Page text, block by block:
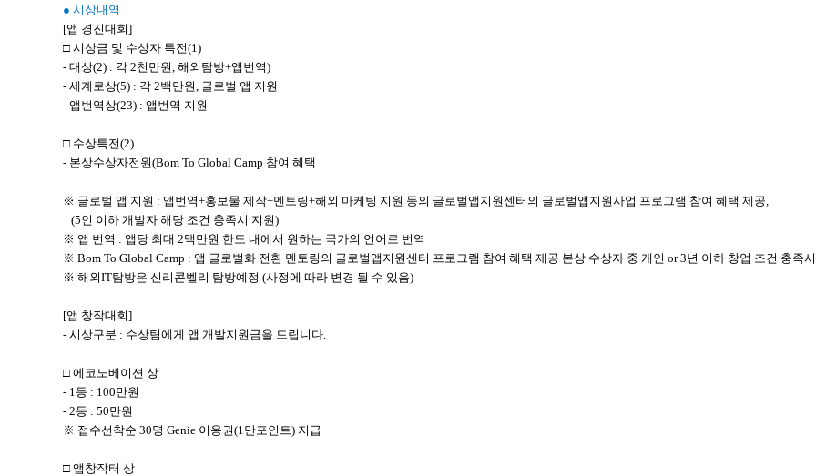
● 시상내역
[앱 경진대회]
□ 시상금 및 수상자 특전(1)
- 대상(2) : 각 2천만원, 해외탐방+앱번역)
- 세계로상(5) : 각 2백만원, 글로벌 앱 지원
- 앱번역상(23) : 앱번역 지원
□ 수상특전(2)
- 본상수상자전원(Bom To Global Camp 참여 혜택
※ 글로벌 앱 지원 : 앱번역+홍보물 제작+멘토링+해외 마케팅 지원 등의 글로벌앱지원센터의 글로벌앱지원사업 프로그램 참여 혜택 제공,
(5인 이하 개발자 해당 조건 충족시 지원)
※ 앱 번역 : 앱당 최대 2맥만원 한도 내에서 원하는 국가의 언어로 번역
※ Bom To Global Camp : 앱 글로벌화 전환 멘토링의 글로벌앱지원센터 프로그램 참여 혜택 제공 본상 수상자 중 개인 or 3년 이하 창업 조건 충족
※ 해외IT탐방은 신리콘벨리 탐방예정 (사정에 따라 변경 될 수 있음)
[앱 창작대회]
- 시상구분 : 수상팀에게 앱 개발지원금을 드립니다.
□ 에코노베이션 상
- 1등 : 100만원
- 2등 : 50만원
※ 접수선착순 30명 Genie 이용권(1만포인트) 지급
□ 앱창작터 상